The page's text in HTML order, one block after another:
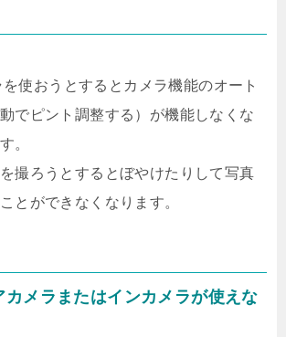
使おうとするとカメラ機能のオート
でピント調整する）が機能しなくな
。
撮ろうとするとぼやけたりして写真
とができなくなります。
カメラまたはインカメラが使えな